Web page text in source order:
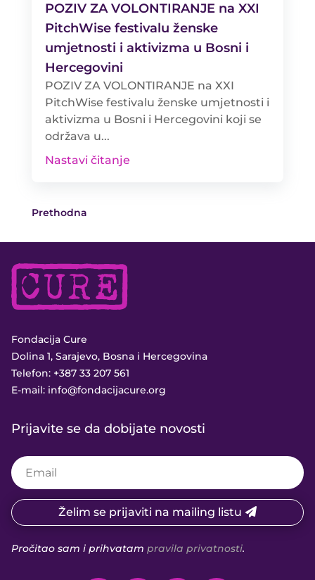
POZIV ZA VOLONTIRANJE na XXI
PitchWise festivalu ženske
umjetnosti i aktivizma u Bosni i
Hercegovini
POZIV ZA VOLONTIRANJE na XXI
PitchWise festivalu ženske umjetnosti i
aktivizma u Bosni i Hercegovini koji se
održava u...
Nastavi čitanje
Prethodna
Fondacija Cure
Dolina 1, Sarajevo, Bosna i Hercegovina
Telefon: +387 33 207 561
E-mail: info@fondacijacure.org
Prijavite se da dobijate novosti
Želim se prijaviti na mailing listu
Pročitao sam i prihvatam pravila privatnosti.